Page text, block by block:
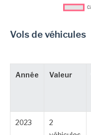
Vols de véhicules
Année Valeur
2023
2